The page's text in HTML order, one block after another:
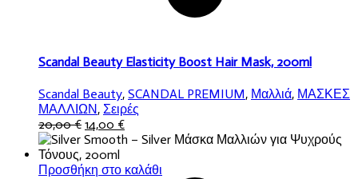
Scandal Beauty Elasticity Boost Hair Mask, 200ml
Scandal Beauty, SCANDAL PREMIUM, Μαλλιά, ΜΑΣΚΕΣ
ΜΑΛΛΙΩΝ , Σειρές
20,00€ Original
price
was:
20,00 €.
14,00 €Η
τρέχουσα
είναι:
Προσθήκη στο καλάθι